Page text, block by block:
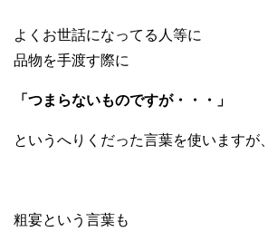
よくお世話になってる人等に
品物を手渡す際に
「つまらないものですが・・・」
というへりくだった言葉を使いますが、
粗宴という言葉も